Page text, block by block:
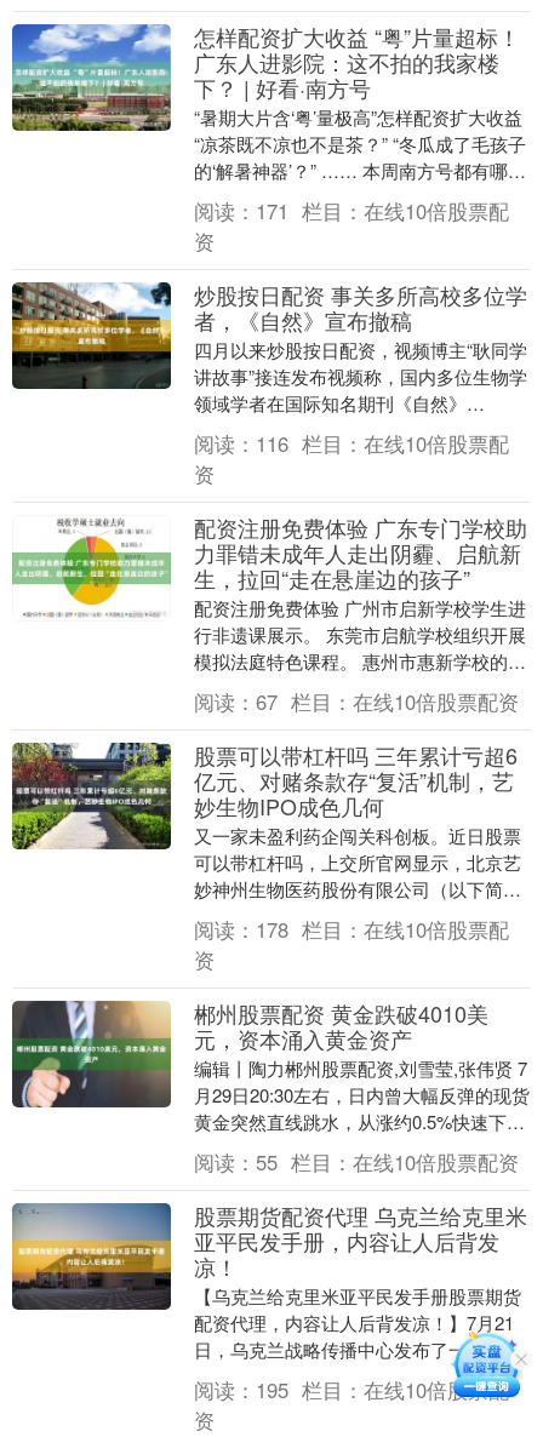
怎样配资扩大收益 “粤”片量超标！
广东人进影院：这不拍的我家楼
下？ | 好看·南方号
“暑期大片含‘粤’量极高”怎样配资扩大收益
“凉茶既不凉也不是茶？” “冬瓜成了毛孩子
的‘解暑神器’？” …… 本周南方号都有哪些
好看的内容？ “南方号一周收藏....
阅读： 171 栏目： 在线10倍股票配
资
炒股按日配资 事关多所高校多位学
者，《自然》宣布撤稿
四月以来炒股按日配资，视频博主“耿同学
讲故事”接连发布视频称，国内多位生物学
领域学者在国际知名期刊《自然》
（Nature）及其子刊发表的论文涉嫌数据
造假，引发强....
阅读： 116 栏目： 在线10倍股票配
资
配资注册免费体验 广东专门学校助
力罪错未成年人走出阴霾、启航新
生，拉回“走在悬崖边的孩子”
配资注册免费体验 广州市启新学校学生进
行非遗课展示。 东莞市启航学校组织开展
模拟法庭特色课程。 惠州市惠新学校的法
治特色课。 佛山市致新学校师生在上劳动
特色课。....
阅读： 67 栏目： 在线10倍股票配资
股票可以带杠杆吗 三年累计亏超6
亿元、对赌条款存“复活”机制，艺
妙生物IPO成色几何
又一家未盈利药企闯关科创板。近日股票
可以带杠杆吗，上交所官网显示，北京艺
妙神州生物医药股份有限公司（以下简称
“艺妙生物”）科创板IPO进入问询阶段。
艺妙生物是....
阅读： 178 栏目： 在线10倍股票配
资
郴州股票配资 黄金跌破4010美
元，资本涌入黄金资产
编辑丨陶力郴州股票配资,刘雪莹,张伟贤 7
月29日20:30左右，日内曾大幅反弹的现货
黄金突然直线跳水，从涨约0.5%快速下跌
0.4%，一度跌破4010美元/盎....
阅读： 55 栏目： 在线10倍股票配资
股票期货配资代理 乌克兰给克里米
亚平民发手册，内容让人后背发
凉！
【乌克兰给克里米亚平民发手册股票期货
配资代理，内容让人后背发凉！】7月21
日，乌克兰战略传播中心发布了一份特殊
官方应急指南，对象不是士兵，而是住在
克里米亚的普通....
阅读： 195 栏目： 在线10倍股票配
资